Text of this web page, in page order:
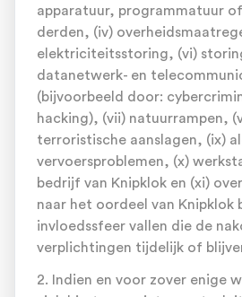
apparatuur, programmatuur
derden, (iv)
elektriciteitsstoring, (vi)
datanetwerk- en
(bijvoorbeeld door:
hacking), (vii) natuurrampen,
terroristische aanslagen, (ix)
vervoersproblemen, (x)
bedrijf van Knipklok en (xi)
naar het oordeel van Knipklok
invloedssfeer vallen die de
verplichtingen tijdelijk of
2. Indien en voor zover enige